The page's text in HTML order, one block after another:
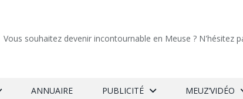
Vous souhaitez devenir incontournable en Meuse ? N'hésitez
ANNUAIRE PUBLICITÉ MEUZ’VIDÉO